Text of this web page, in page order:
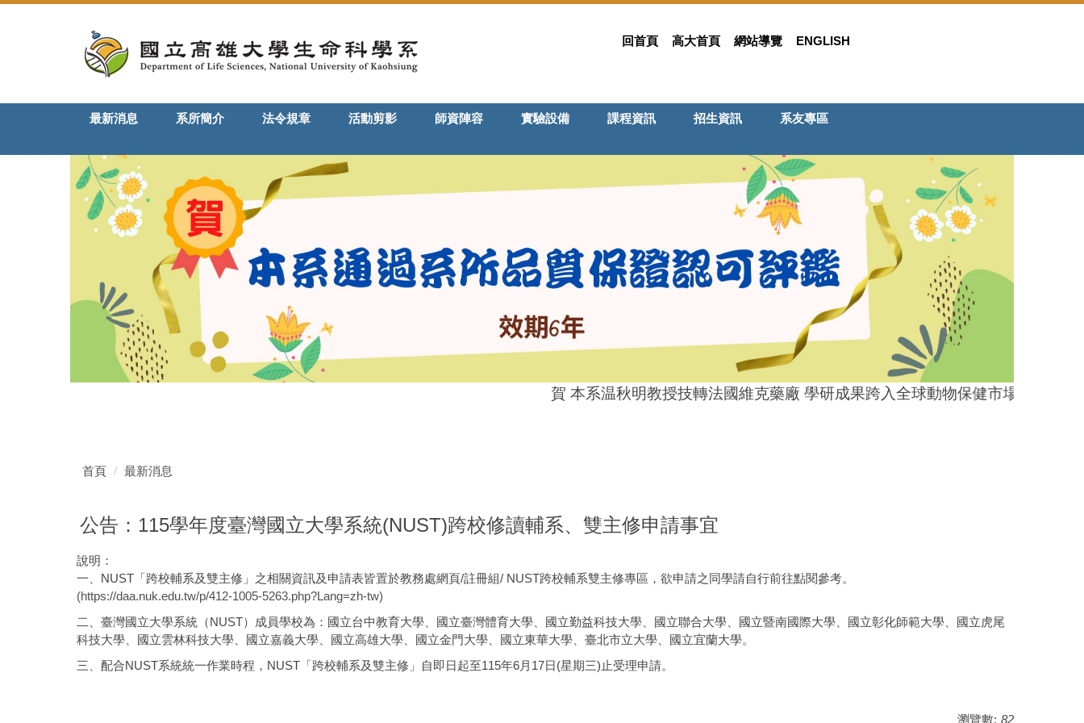
容
回首頁 高大首頁 網站導覽 ENGLISH
最新消息 系所簡介 法令規章 活動剪影 師資陣容 實驗設備 課程資訊 招生資訊 系友專區
賀 本系温秋明教授技轉法國維克藥廠 學研成果跨入全球動物保健市場
首頁 最新消息
公告：115學年度臺灣國立大學系統(NUST)跨校修讀輔系、雙主修申請事宜
說明：
一、NUST「跨校輔系及雙主修」之相關資訊及申請表皆置於教務處網頁/註冊組/ NUST跨校輔系雙主修專區，欲申請之同學請自行前往點閱參考。
(https://daa.nuk.edu.tw/p/412-1005-5263.php?Lang=zh-tw)
二、臺灣國立大學系統（NUST）成員學校為：國立台中教育大學、國立臺灣體育大學、國立勤益科技大學、國立聯合大學、國立暨南國際大學、國立彰化師範大學、國立虎尾
科技大學、國立雲林科技大學、國立嘉義大學、國立高雄大學、國立金門大學、國立東華大學、臺北市立大學、國立宜蘭大學。
三、配合NUST系統統一作業時程，NUST「跨校輔系及雙主修」自即日起至115年6月17日(星期三)止受理申請。
瀏覽數: 82